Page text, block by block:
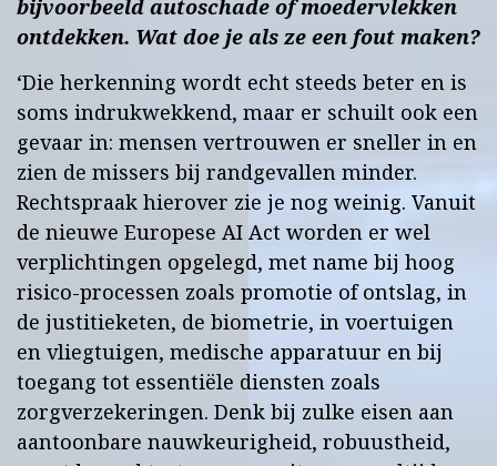
bijvoorbeeld autoschade of moedervlekken
ontdekken. Wat doe je als ze een fout maken?
‘Die herkenning wordt echt steeds beter en is
soms indrukwekkend, maar er schuilt ook een
gevaar in: mensen vertrouwen er sneller in en
zien de missers bij randgevallen minder.
Rechtspraak hierover zie je nog weinig. Vanuit
de nieuwe Europese AI Act worden er wel
verplichtingen opgelegd, met name bij hoog
risico-processen zoals promotie of ontslag, in
de justitieketen, de biometrie, in voertuigen
en vliegtuigen, medische apparatuur en bij
toegang tot essentiële diensten zoals
zorgverzekeringen. Denk bij zulke eisen aan
aantoonbare nauwkeurigheid, robuustheid,